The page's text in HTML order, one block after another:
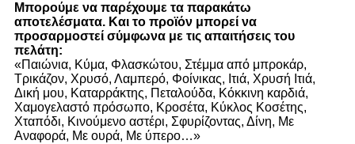
Μπορούμε να παρέχουμε τα παρακάτω
αποτελέσματα. Και το προϊόν μπορεί να
προσαρμοστεί σύμφωνα με τις απαιτήσεις του
πελάτη:
«Παιώνια, Κύμα, Φλασκώτου, Στέμμα από μπροκάρ,
Τρικάζον, Χρυσό, Λαμπερό, Φοίνικας, Ιτιά, Χρυσή Ιτιά,
Δική μου, Καταρράκτης, Πεταλούδα, Κόκκινη καρδιά,
Χαμογελαστό πρόσωπο, Κροσέτα, Κύκλος Κοσέτης,
Χταπόδι, Κινούμενο αστέρι, Σφυρίζοντας, Δίνη, Με
Αναφορά, Με ουρά, Με ύπερο…»